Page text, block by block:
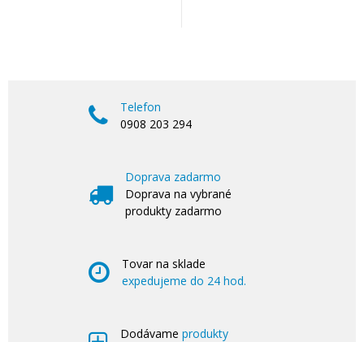
Telefon
0908 203 294
Doprava zadarmo
Doprava na vybrané
produkty zadarmo
Tovar na sklade
expedujeme do 24 hod.
Dodávame produkty